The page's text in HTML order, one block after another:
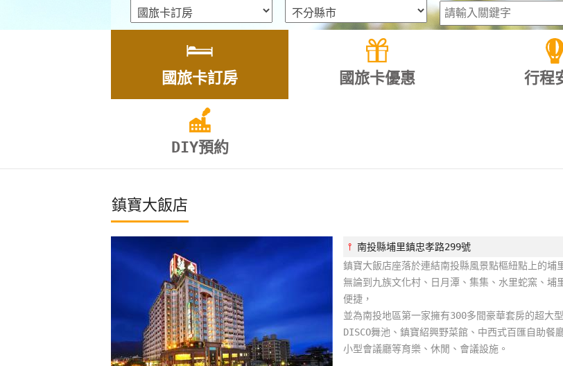
國旅卡訂房 國旅卡優惠 行程
DIY預約
鎮寶大飯店
⫯ 南投縣埔里鎮忠孝路299號
鎮寶大飯店座落於連結南投縣風景點樞紐點上的埔
無論到九族文化村、日月潭、集集、水里蛇窯、
便捷，
並為南投地區第一家擁有300多間豪華套房的超大
DISCO舞池、鎮寶紹興野菜館、中西式百匯自助
小型會議廳等育樂、休閒、會議設施。